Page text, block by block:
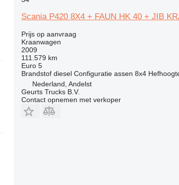
Scania P420 8X4 + FAUN HK 40 + JIB
Prijs op aanvraag
Kraanwagen
2009
111.579 km
Euro 5
Brandstof diesel Configuratie assen 8x4
Nederland, Andelst
Geurts Trucks B.V.
Contact opnemen met verkoper